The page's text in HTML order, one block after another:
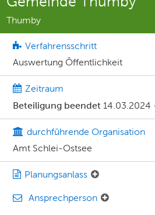
Thumby
Verfahrensschritt
Auswertung Öffentlichkeit
Zeitraum
Beteiligung beendet 14.03.2024
durchführende Organisation
Amt Schlei-Ostsee
Planungsanlass
Ansprechperson